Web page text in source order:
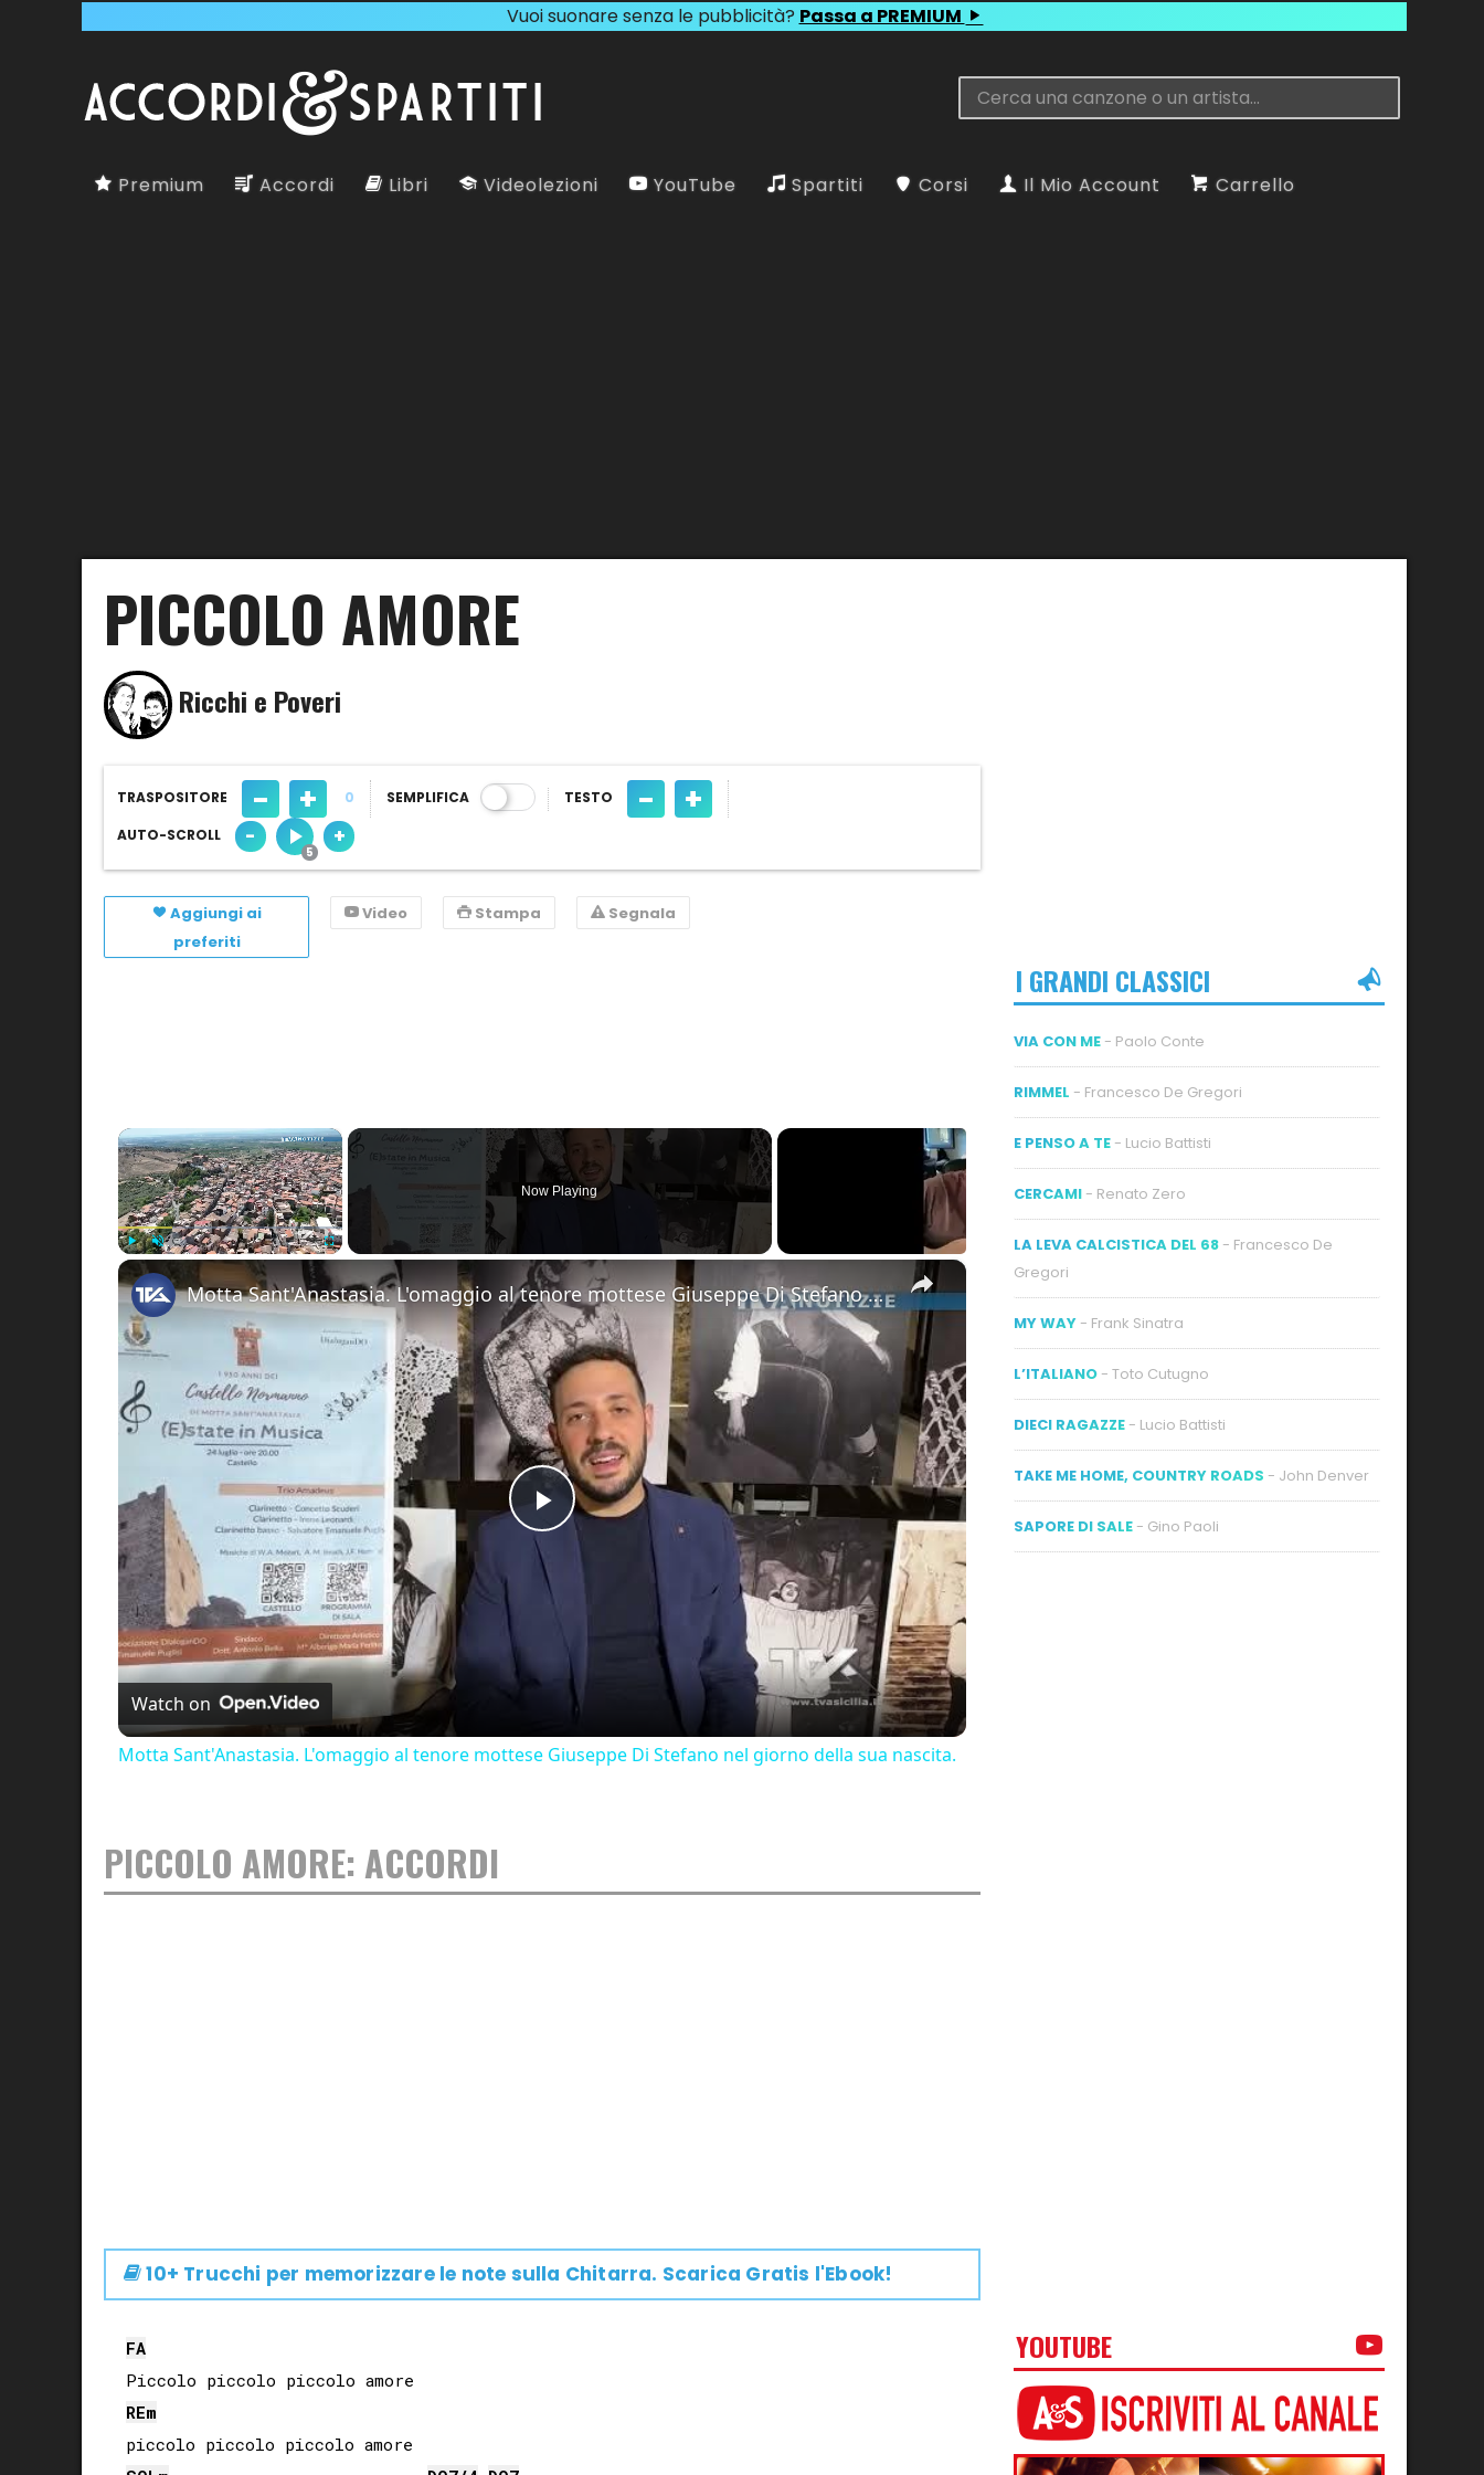
Vuoi suonare senza le pubblicità? Passa a PREMIUM
Premium Accordi Libri Videolezioni YouTube Spartiti Corsi Il Mio Account Carrello
PICCOLO AMORE
Ricchi e Poveri
TRASPOSITORE - + 0 SEMPLIFICA TESTO - +
AUTO-SCROLL - +
Aggiungi ai
preferiti
Video Stampa Segnala
×
Play
Now Playing
×
Play
Video
Motta Sant'Anastasia. L'omaggio al tenore mottese Giuseppe Di Stefano nel giorno della sua nascita.
Watch on
Motta Sant'Anastasia. L'omaggio al tenore mottese Giuseppe Di Stefano nel giorno della sua nascita.
PICCOLO AMORE: ACCORDI
10+ Trucchi per memorizzare le note sulla Chitarra. Scarica Gratis l'Ebook!
FA
REm
I GRANDI CLASSICI
VIA CON ME - Paolo Conte
RIMMEL - Francesco De Gregori
E PENSO A TE - Lucio Battisti
CERCAMI - Renato Zero
LA LEVA CALCISTICA DEL 68 - Francesco De
Gregori
MY WAY - Frank Sinatra
L’ITALIANO - Toto Cutugno
DIECI RAGAZZE - Lucio Battisti
TAKE ME HOME, COUNTRY ROADS - John Denver
SAPORE DI SALE - Gino Paoli
YOUTUBE